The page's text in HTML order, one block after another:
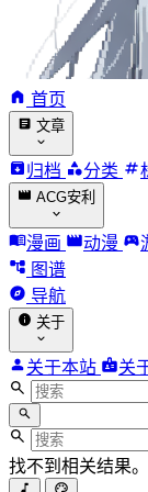
首页
文章
归档 分类
ACG安利
漫画 动漫
图谱
导航
关于
关于本站 关
找不到相关结果。